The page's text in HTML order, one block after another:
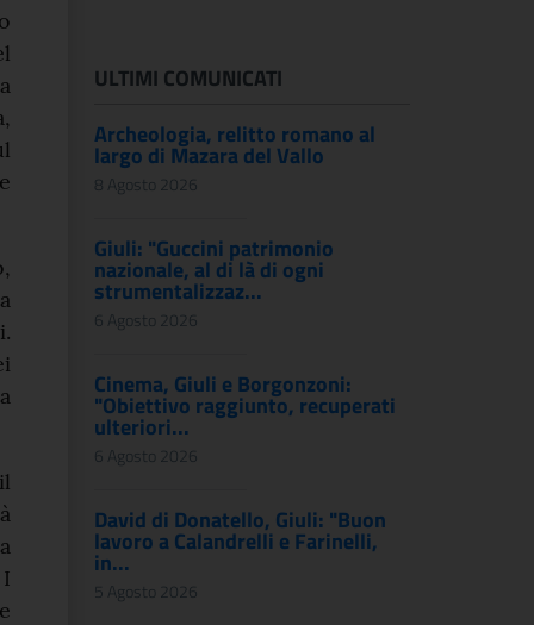
ULTIMI COMUNICATI
Archeologia, relitto romano al
largo di Mazara del Vallo
8 Agosto 2026
Giuli: "Guccini patrimonio
nazionale, al di là di ogni
strumentalizzaz...
6 Agosto 2026
Cinema, Giuli e Borgonzoni:
"Obiettivo raggiunto, recuperati
ulteriori...
6 Agosto 2026
David di Donatello, Giuli: "Buon
lavoro a Calandrelli e Farinelli,
in...
5 Agosto 2026